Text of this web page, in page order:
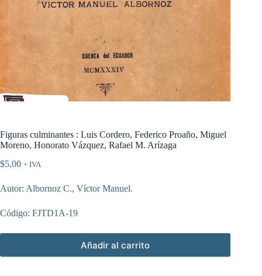
Figuras culminantes : Luis Cordero, Federico Proaño, Miguel
Moreno, Honorato Vázquez, Rafael M. Arízaga
$5,00 + IVA
Autor: Albornoz C., Víctor Manuel.
Código: FJTD1A-19
Añadir al carrito